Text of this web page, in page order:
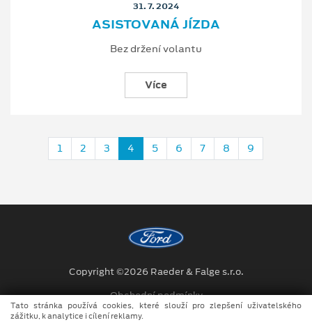
31. 7. 2024
ASISTOVANÁ JÍZDA
Bez držení volantu
Více
1 2 3 4 5 6 7 8 9
Copyright ©2026 Raeder & Falge s.r.o.
Obchodní podmínky
Ochrana osobních údajů
Tato stránka používá cookies, které slouží pro zlepšení uživatelského
zážitku, k analytice i cílení reklamy.